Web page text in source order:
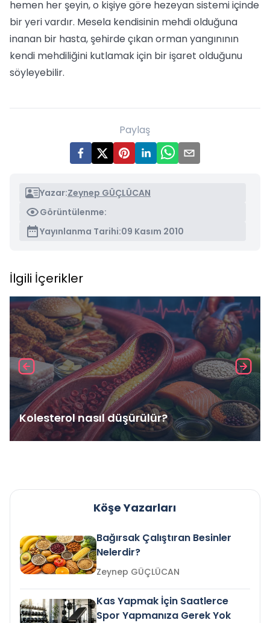
hemen her şeyin, o kişiye göre hezeyan sistemi içinde
bir yeri vardır. Mesela kendisinin mehdi olduğuna
inanan bir hasta, şehirde çıkan orman yangınının
kendi mehdiliğini kutlamak için bir işaret olduğunu
söyleyebilir.
Paylaş
Yazar:Zeynep GÜÇLÜCAN
Görüntülenme:
Yayınlanma Tarihi:09 Kasım 2010
İlgili İçerikler
Kolesterol nasıl düşürülür?
Köşe Yazarları
Bağırsak Çalıştıran Besinler
Nelerdir?
Zeynep GÜÇLÜCAN
Kas Yapmak İçin Saatlerce
Spor Yapmanıza Gerek Yok